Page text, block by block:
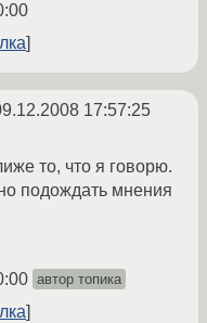
17:57:25
то, что я говорю.
подождать мнения
автор топика